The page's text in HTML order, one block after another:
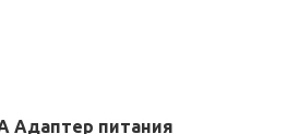
Адаптер питания